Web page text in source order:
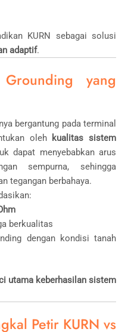
KURN sebagai solusi
adaptif.
yang
bergantung pada terminal
oleh
kualitas sistem
dapat menyebabkan arus
sempurna, sehingga
tegangan berbahaya.
berkualitas
dengan kondisi tanah
utama keberhasilan sistem
Petir KURN vs